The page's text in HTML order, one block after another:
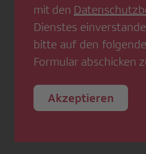
mit den
Dienstes
bitte auf den
Formular abschicken
Akzeptieren